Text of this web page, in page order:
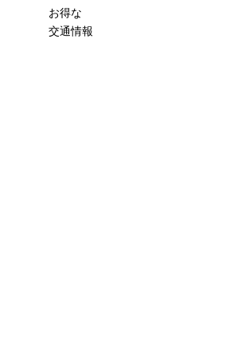
お得な
交通情報